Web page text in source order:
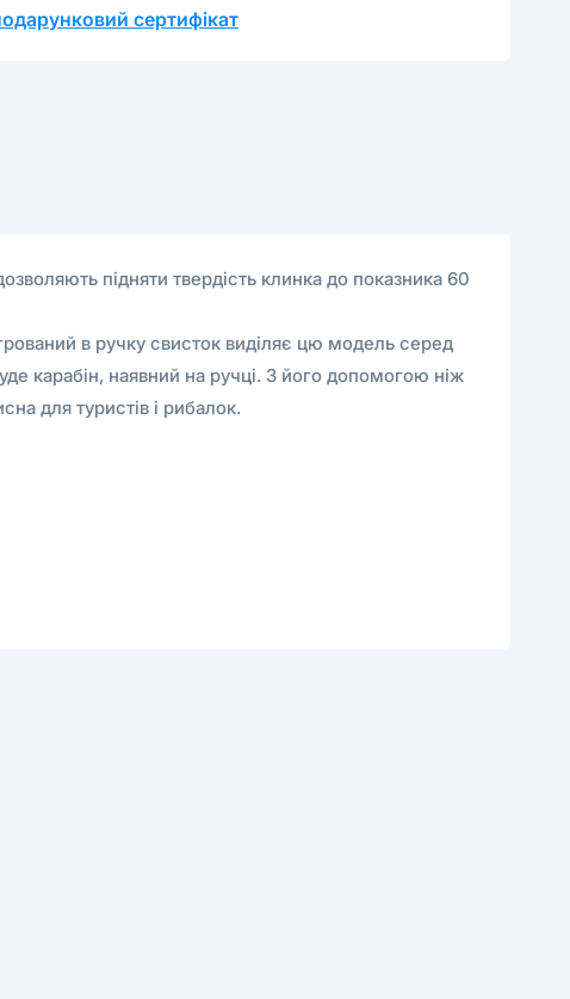
сертифікат
підняти твердість клинка до показника 60
в ручку свисток виділяє цю модель серед
карабін, наявний на ручці. З його допомогою ніж
для туристів і рибалок.